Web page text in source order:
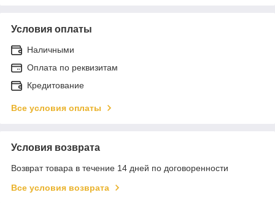
Условия оплаты
Наличными
Оплата по реквизитам
Кредитование
Все условия оплаты
Условия возврата
Возврат товара в течение 14 дней по договоренности
Все условия возврата